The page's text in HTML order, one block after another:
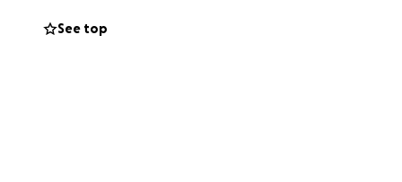
See top